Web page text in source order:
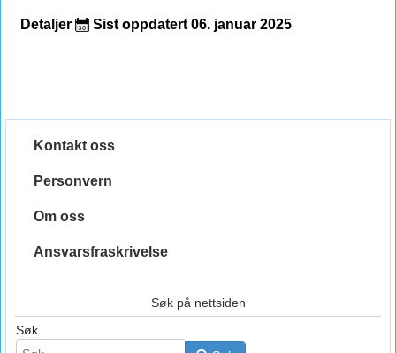
Detaljer Sist oppdatert 06. januar 2025
Kontakt oss
Personvern
Om oss
Ansvarsfraskrivelse
Søk på nettsiden
Søk